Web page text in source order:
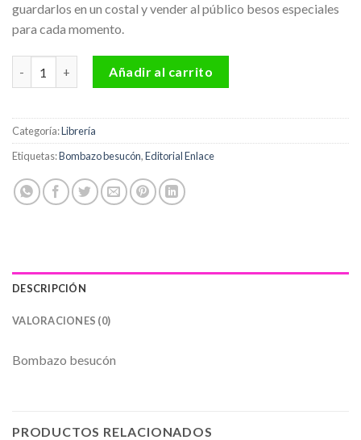
guardarlos en un costal y vender al público besos especiales
para cada momento.
Añadir al carrito
Categoría:Librería
Etiquetas:Bombazo besucón,Editorial Enlace
DESCRIPCIÓN
VALORACIONES (0)
Bombazo besucón
PRODUCTOS RELACIONADOS